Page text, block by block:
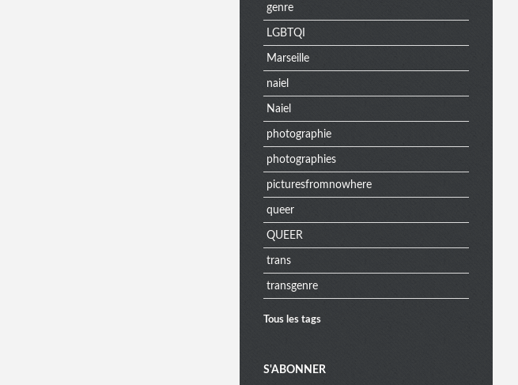
e
x
t
r
a
genre
LGBTQI
Marseille
naiel
Naiel
photographie
photographies
picturesfromnowhere
queer
QUEER
trans
transgenre
Tous les tags
S'ABONNER